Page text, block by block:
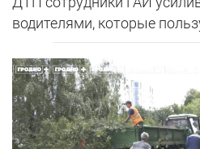
водителями, которые